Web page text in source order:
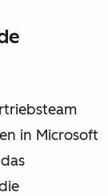
in Microsoft